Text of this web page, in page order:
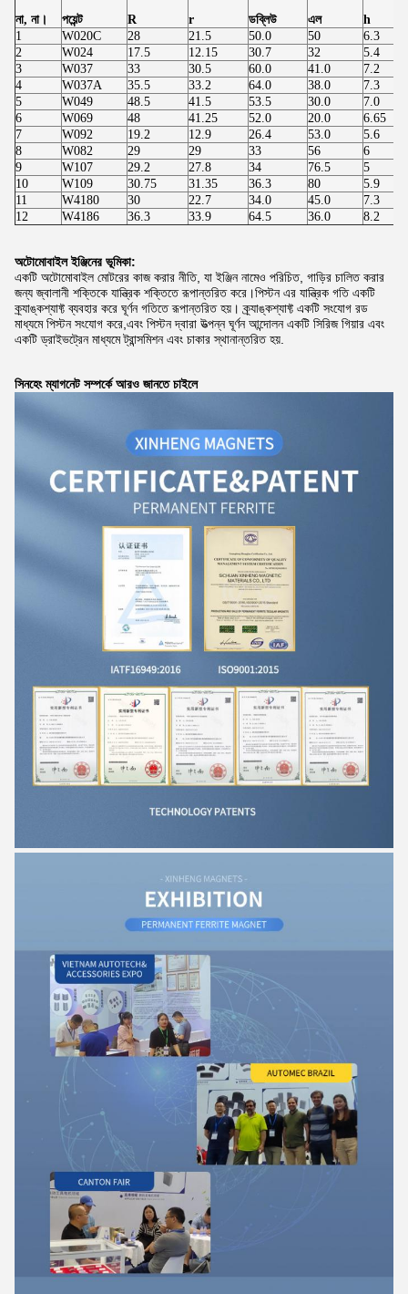
না, না। পয়েন্ট R r ডব্লিউ এল
h
1
W020C 28 21.5 50.0 50
6.3
2
W024 17.5 12.15 30.7 32
5.4
3
W037 33 30.5 60.0 41.0
7.2
4
W037A 35.5 33.2 64.0 38.0
7.3
5
W049 48.5 41.5 53.5 30.0
7.0
6
W069 48 41.25 52.0 20.0
6.65
7
W092 19.2 12.9 26.4 53.0
5.6
8
W082 29 29 33 56
6
9
W107 29.2 27.8 34 76.5
5
10
W109 30.75 31.35 36.3 80
5.9
11
W4180 30 22.7 34.0 45.0
7.3
12
W4186 36.3 33.9 64.5 36.0 8.2
অটোমোবাইল ইঞ্জিনের ভূমিকা:
একটি অটোমোবাইল মোটরের কাজ করার নীতি, যা ইঞ্জিন নামেও পরিচিত, গাড়ির চালিত করার
জন্য জ্বালানী শক্তিকে যান্ত্রিক শক্তিতে রূপান্তরিত করে।পিস্টন এর যান্ত্রিক গতি একটি
ক্র্যাঙ্কশ্যাফ্ট ব্যবহার করে ঘূর্ণন গতিতে রূপান্তরিত হয়। ক্র্যাঙ্কশ্যাফ্ট একটি সংযোগ রড
মাধ্যমে পিস্টন সংযোগ করে,এবং পিস্টন দ্বারা উত্পন্ন ঘূর্ণন আন্দোলন একটি সিরিজ গিয়ার এবং
একটি ড্রাইভট্রেন মাধ্যমে ট্রান্সমিশন এবং চাকার স্থানান্তরিত হয়.
সিনহেং ম্যাগনেট সম্পর্কে আরও জানতে চাইলে